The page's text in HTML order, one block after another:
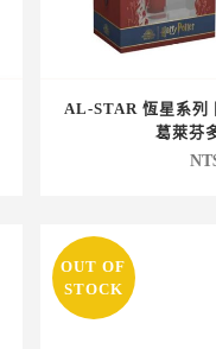
AL-STAR 恆星系列
葛萊芬
OUT OF
STOCK